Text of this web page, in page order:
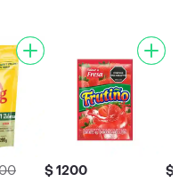
$ 1200 $